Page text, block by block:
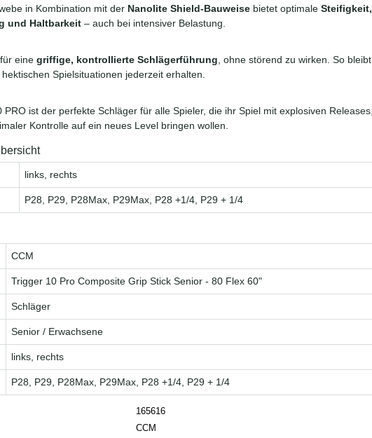
in Kombination mit der Nanolite Shield-Bauweise bietet optimale Steifigkeit,
und Haltbarkeit – auch bei intensiver Belastung.
eine griffige, kontrollierte Schlägerführung , ohne störend zu wirken. So bleibt
Spielsituationen jederzeit erhalten.
ist der perfekte Schläger für alle Spieler, die ihr Spiel mit explosiven Releases,
Kontrolle auf ein neues Level bringen wollen.
links, rechts
P28, P29, P28Max, P29Max, P28 +1/4, P29 + 1/4
CCM
Trigger 10 Pro Composite Grip Stick Senior - 80 Flex 60"
Schläger
Senior / Erwachsene
links, rechts
P28, P29, P28Max, P29Max, P28 +1/4, P29 + 1/4
165616
CCM